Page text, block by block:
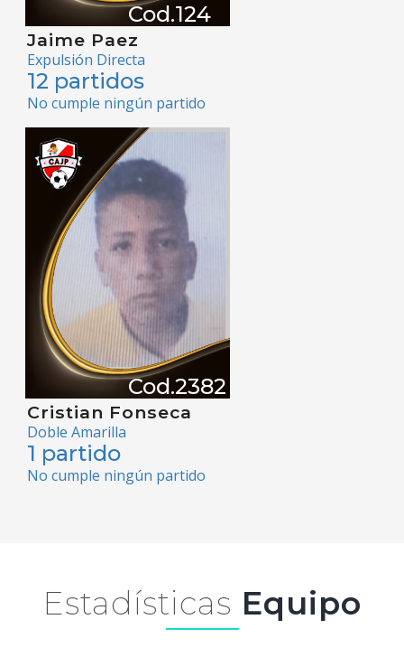
Cod.124
Jaime Paez
Expulsión Directa
12 partidos
No cumple ningún partido
Cod.2382
Cristian Fonseca
Doble Amarilla
1 partido
No cumple ningún partido
Estadísticas Equipo